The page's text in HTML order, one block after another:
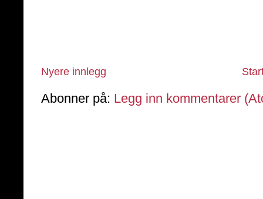
Nyere innlegg
Abonner på: Legg inn kommentarer